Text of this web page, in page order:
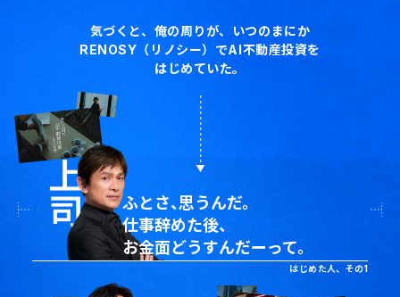
気づくと、俺の周りが、いつのまにか
RENOSY（リノシー）でAI不動産投資を
はじめていた。
ふとさ、思うんだ。
仕事辞めた後、
お金面どうすんだーって。
はじめた人、その1